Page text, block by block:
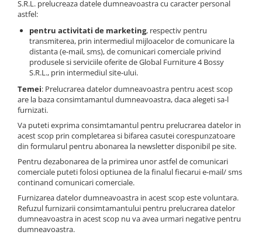
S.R.L. prelucreaza datele dumneavoastra cu caracter personal
astfel:
pentru activitati de marketing, respectiv pentru
transmiterea, prin intermediul mijloacelor de comunicare la
distanta (e-mail, sms), de comunicari comerciale privind
produsele si serviciile oferite de Global Furniture 4 Bossy
S.R.L., prin intermediul site-ului.
Temei: Prelucrarea datelor dumneavoastra pentru acest scop
are la baza consimtamantul dumneavoastra, daca alegeti sa-l
furnizati.
Va puteti exprima consimtamantul pentru prelucrarea datelor in
acest scop prin completarea si bifarea casutei corespunzatoare
din formularul pentru abonarea la newsletter disponibil pe site.
Pentru dezabonarea de la primirea unor astfel de comunicari
comerciale puteti folosi optiunea de la finalul fiecarui e-mail/ sms
continand comunicari comerciale.
Furnizarea datelor dumneavoastra in acest scop este voluntara.
Refuzul furnizarii consimtamantului pentru prelucrarea datelor
dumneavoastra in acest scop nu va avea urmari negative pentru
dumneavoastra.